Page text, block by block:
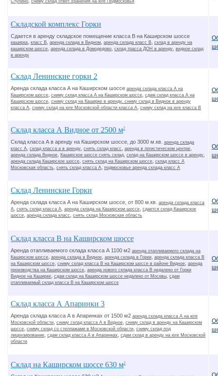
Ступино сниму склад ответ хранения на юге Подмосковья
Складской комплекс Горки
Сдается в аренду складское помещение класса В на Каширском шоссе
каширка класс В аренда склада в Видном аренда склада класс В склад в аренду на
каширском шоссе аренда склада в Домодедово склад трасса ДОН в аренду видное склад
в аренду
Склад Ленинские горки 2
Аренда склада класса А на Каширском шоссе аренда склада класса А на
Каширском шоссе сниму склад класса А на Каширском шоссе сдам склад класса А на
Каширском шоссе сниму склад на Каширке в аренду. сниму склад в Видное в аренду
класса А сниму склад на юге Московской области класса А сниму склад на юге класса В
Склад класса А Видное от 2500 м2
Склад класса А в аренду на Каширском шоссе, до 3000 м.кв. аренда склада
класс А склад класса а в аренду снять склад класс аренда в логистическом центре
аренда склада Видное Каширское шоссе снять склад склад на Каширском шоссе в аренду
аренда склада Каширское шоссе снять склад на Каширском шоссе склад класс А
Московская область снять склад класса А подмосковье аренда склада класс А
Склад Ленинские Горки
Аренда склада класса А на Каширском шоссе, от 800 м.кв. аренда склада класса
А снять склад класса А аренда склада на Каширском шоссе сдается склад Каширское
шоссе аренда склада класс снять склад Московская область
Склад класса В на Каширском шоссе
Аренда отапливаемого склада класса А 1100 м2 аренда отапливаемого склада на
Каширском шоссе аренда склада в Видное аренда склада в Горки аренда склада класса В
на Каширском шоссе сниму склад класса В на Каширском шоссе в районе Видное аренда
производства на Каширском шоссе аренда нового склада класса В недалеко от Горки
Видное на Каширке сдам склад на Каширском шоссе недалеко от Москвы сдам
отапливаемый склад класса В на Каширском шоссе
Склад класса А Апаринки 3
Аренда склада класса А в Апаринках от 1500 м2 аренда склада класса А на юге
Московской области сниму склад класса А в Видное сниму склад в аренду на Каширском
шоссе сниму склад со стеллажами в Московской области сниму склад под
лицензирование сдам склад класса А в Апаринках
сдам склад в аренду на юге Московской
области
Склад на Каширском шоссе 630 м2